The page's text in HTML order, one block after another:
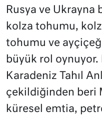
Rusya ve Ukrayna
kolza tohumu,
tohumu ve
büyük rol oynuyor.
Karadeniz Tahıl
çekildiğinden beri
küresel emtia,